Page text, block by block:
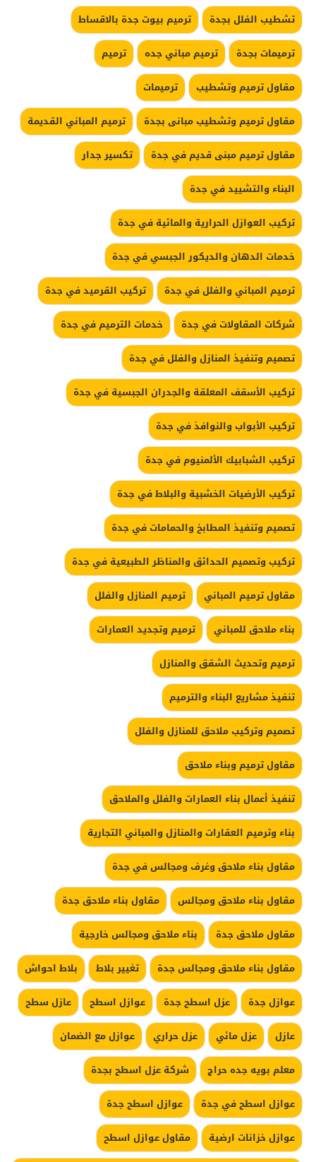
تشطيب الفلل بجدة
ترميم بيوت جدة بالاقساط
ترميمات بجدة
ترميم مباني جده
ترميم
مقاول ترميم وتشطيب
ترميمات
مقاول ترميم وتشطيب مبانى بجدة
ترميم المباني القديمة
مقاول ترميم مبنى قديم في جدة
تكسير جدار
البناء والتشييد في جدة
تركيب العوازل الحرارية والمائية في جدة
خدمات الدهان والديكور الجبسي في جدة
ترميم المباني والفلل في جدة
تركيب القرميد في جدة
شركات المقاولات في جدة
خدمات الترميم في جدة
تصميم وتنفيذ المنازل والفلل في جدة
تركيب الأسقف المعلقة والجدران الجبسية في جدة
تركيب الأبواب والنوافذ في جدة
تركيب الشبابيك الألمنيوم في جدة
تركيب الأرضيات الخشبية والبلاط في جدة
تصميم وتنفيذ المطابخ والحمامات في جدة
تركيب وتصميم الحدائق والمناظر الطبيعية في جدة
مقاول ترميم المباني
ترميم المنازل والفلل
بناء ملاحق للمباني
ترميم وتجديد العمارات
ترميم وتحديث الشقق والمنازل
تنفيذ مشاريع البناء والترميم
تصميم وتركيب ملاحق للمنازل والفلل
مقاول ترميم وبناء ملاحق
تنفيذ أعمال بناء العمارات والفلل والملاحق
بناء وترميم العقارات والمنازل والمباني التجارية
مقاول بناء ملاحق وغرف ومجالس في جدة
مقاول بناء ملاحق ومجالس
مقاول بناء ملاحق جدة
مقاول ملاحق جدة
بناء ملاحق ومجالس خارجية
مقاول بناء ملاحق ومجالس جدة
تغيير بلاط
بلاط احواش
عوازل جدة
عزل اسطح جدة عوازل اسطح
عازل سطح
عازل
عزل مائي عزل حراري
عوازل مع الضمان
معلم بويه جده حراج
شركة عزل اسطح بجدة
عوازل اسطح في جدة
عوازل اسطح جدة
عوازل خزانات ارضية
مقاول عوازل اسطح